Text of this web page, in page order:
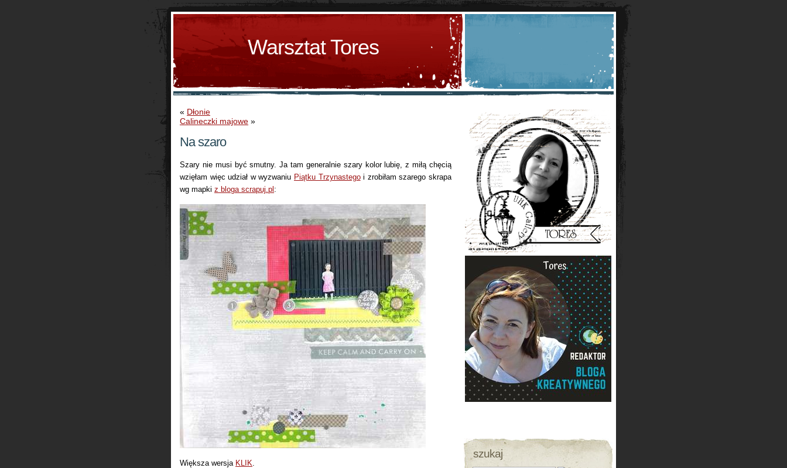
Warsztat Tores
« Dłonie
Calineczki majowe »
Na szaro
Szary nie musi być smutny. Ja tam generalnie szary kolor lubię, z miłą chęcią
wzięłam więc udział w wyzwaniu Piątku Trzynastegoi zrobiłam szarego skrapa
wg mapki z bloga scrapuj.pl :
Większa wersja KLIK.
szukaj